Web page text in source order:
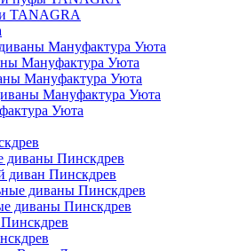
TANAGRA
Мануфактура Уюта
Мануфактура Уюта
Мануфактура Уюта
Мануфактура Уюта
Уюта
диваны Пинскдрев
диван Пинскдрев
диваны Пинскдрев
диваны Пинскдрев